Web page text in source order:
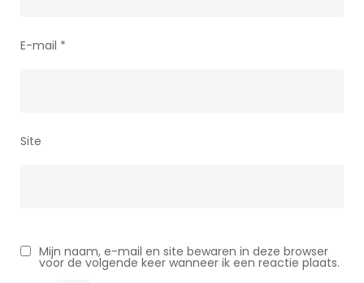
E-mail *
Site
Mijn naam, e-mail en site bewaren in deze browser
voor de volgende keer wanneer ik een reactie plaats.